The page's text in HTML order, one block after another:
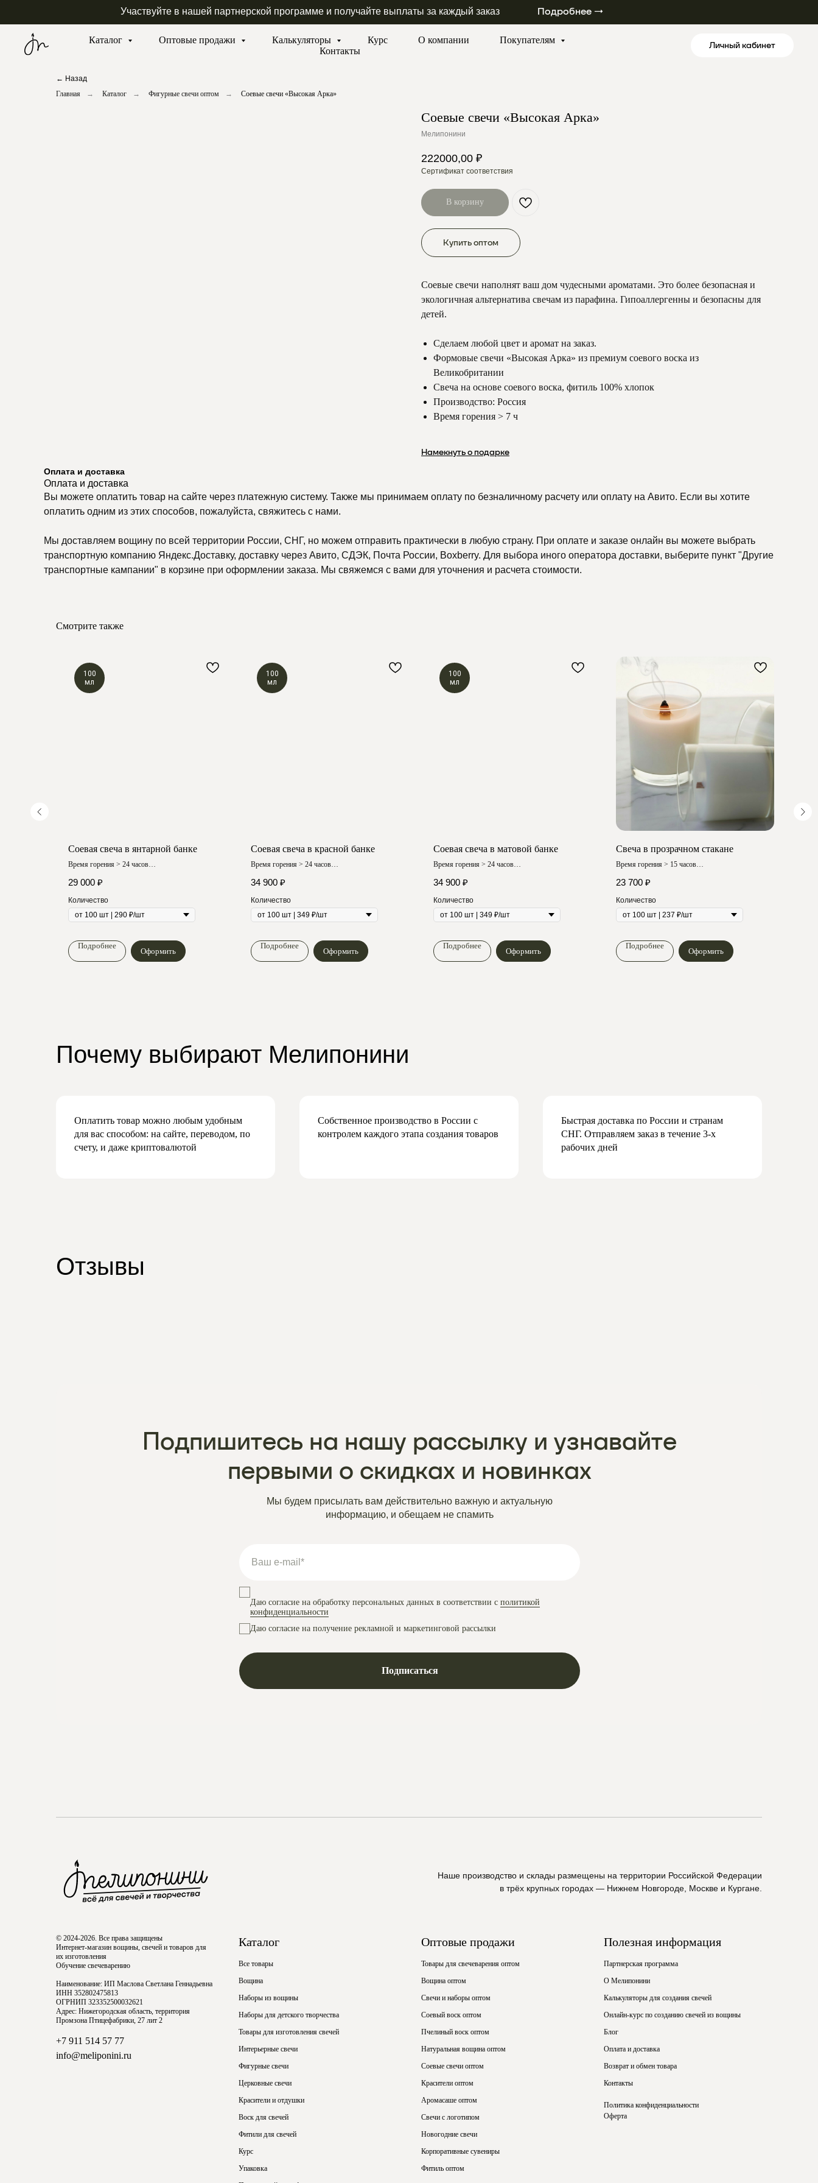
Участвуйте в нашей партнерской программе и получайте выплаты за каждый заказ Подробнее →
Каталог Оптовые продажи Калькуляторы Курс О компании
Покупателям
Контакты
Личный кабинет
← Назад
Главная
→ Каталог → Фигурные свечи оптом → Соевые свечи «Высокая Арка»
Соевые свечи «Высокая Арка»
Мелипонини
222000,00 ₽
Сертификат соответствия
В корзину
Купить оптом
Соевые свечи наполнят ваш дом чудесными ароматами. Это более безопасная и
экологичная альтернатива свечам из парафина. Гипоаллергенны и безопасны для
детей.
Сделаем любой цвет и аромат на заказ.
Формовые свечи «Высокая Арка» из премиум соевого воска из
Великобритании
Свеча на основе соевого воска, фитиль 100% хлопок
Производство: Россия
Время горения > 7 ч
Намекнуть о подарке
Оплата и доставка
Оплата и доставка
Вы можете оплатить товар на сайте через платежную систему. Также мы принимаем оплату по безналичному расчету или оплату на Авито. Если вы хотите
оплатить одним из этих способов, пожалуйста, свяжитесь с нами.
Мы доставляем вощину по всей территории России, СНГ, но можем отправить практически в любую страну. При оплате и заказе онлайн вы можете выбрать
транспортную компанию Яндекс.Доставку, доставку через Авито, СДЭК, Почта России, Boxberry. Для выбора иного оператора доставки, выберите пункт "Другие
транспортные кампании" в корзине при оформлении заказа. Мы свяжемся с вами для уточнения и расчета стоимости.
Смотрите также
100
мл
Соевая свеча в янтарной банке
Время горения > 24 часов
29 000 ₽
Количество
Подробнее
Оформить
100
мл
Соевая свеча в красной банке
Время горения > 24 часов
34 900 ₽
Количество
Подробнее
Оформить
100
мл
Соевая свеча в матовой банке
Время горения > 24 часов
34 900 ₽
Количество
Подробнее
Оформить
Свеча в прозрачном стакане
Время горения > 15 часов
23 700 ₽
Количество
Подробнее
Оформить
Почему выбирают Мелипонини
Оплатить товар можно любым удобным
для вас способом: на сайте, переводом, по
счету, и даже криптовалютой
Собственное производство в России с
контролем каждого этапа создания товаров
Быстрая доставка по России и странам
СНГ. Отправляем заказ в течение 3-х
рабочих дней
Отзывы
Мы будем присылать вам действительно важную и актуальную
информацию, и обещаем не спамить
Подпишитесь на нашу рассылку и узнавайте
первыми о скидках и новинках
Даю согласие на обработку персональных данных в соответствии с политикой
конфиденциальности
Даю согласие на получение рекламной и маркетинговой рассылки
Подписаться
Наше производство и склады размещены на территории Российской Федерации
в трёх крупных городах — Нижнем Новгороде, Москве и Кургане.
© 2024-2026. Все права защищены
Интернет-магазин вощины, свечей и товаров для
их изготовления
Обучение свечеварению
Наименование: ИП Маслова Светлана Геннадьевна
ИНН 352802475813
ОГРНИП 323352500032621
Адрес: Нижегородская область, территория
Промзона Птицефабрики, 27 лит 2
+7 911 514 57 77
info@meliponini.ru
Каталог
Все товары
Вощина
Наборы из вощины
Наборы для детского творчества
Товары для изготовления свечей
Интерьерные свечи
Фигурные свечи
Церковные свечи
Красители и отдушки
Воск для свечей
Фитили для свечей
Курс
Упаковка
Оптовые продажи
Товары для свечеварения оптом
Вощина оптом
Свечи и наборы оптом
Соевый воск оптом
Пчелиный воск оптом
Натуральная вощина оптом
Соевые свечи оптом
Красители оптом
Аромасаше оптом
Свечи с логотипом
Новогодние свечи
Корпоративные сувениры
Фитиль оптом
Полезная информация
Партнерская программа
О Мелипонини
Калькуляторы для создания свечей
Онлайн-курс по созданию свечей из вощины
Блог
Оплата и доставка
Возврат и обмен товара
Контакты
Политика конфиденциальности
Оферта